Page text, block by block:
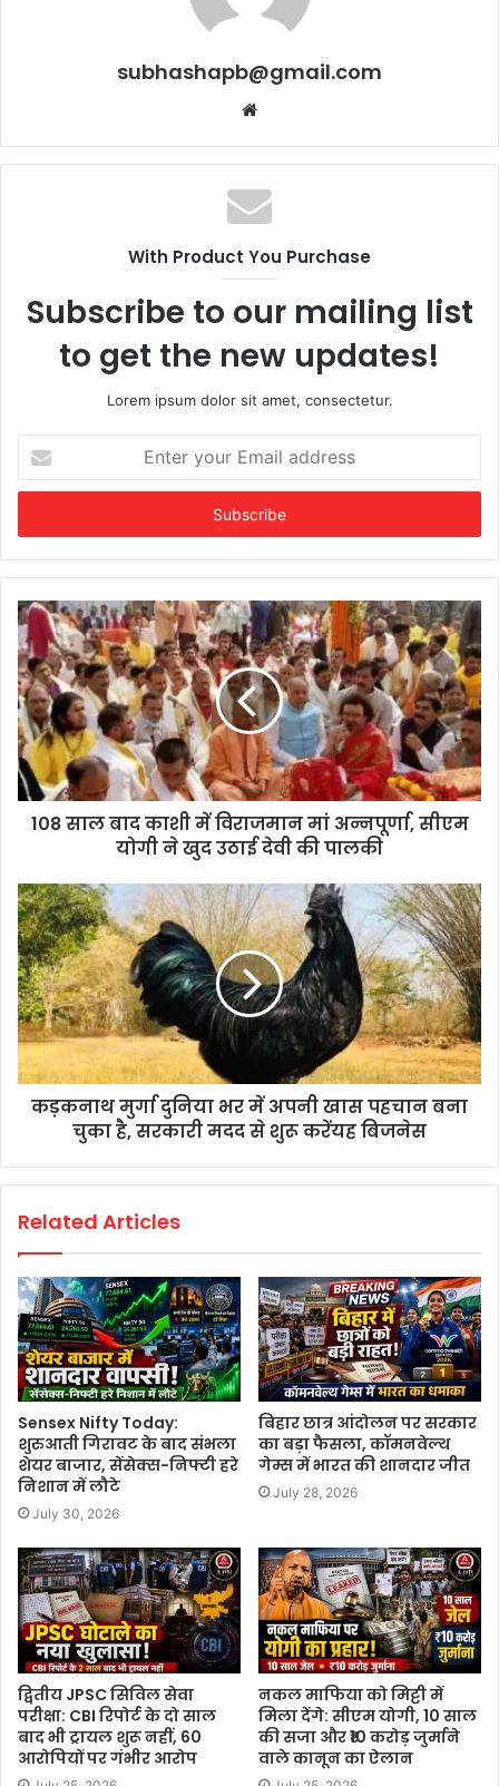
subhashapb@gmail.com
Website
With Product You Purchase
Subscribe to our mailing list
to get the new updates!
Lorem ipsum dolor sit amet, consectetur.
your
Email
108 साल बाद काशी में विराजमान मां अन्नपूर्णा, सीएम
योगी ने खुद उठाई देवी की पालकी
कड़कनाथ मुर्गा दुनिया भर में अपनी खास पहचान बना
चुका है, सरकारी मदद से शुरू करेंयह बिजनेस
Related Articles
Sensex Nifty Today:
शुरुआती गिरावट के बाद संभला
शेयर बाजार, सेंसेक्स-निफ्टी हरे
निशान में लौटे
July 30, 2026
बिहार छात्र आंदोलन पर सरकार
का बड़ा फैसला, कॉमनवेल्थ
गेम्स में भारत की शानदार जीत
July 28, 2026
द्वितीय JPSC सिविल सेवा
परीक्षा: CBI रिपोर्ट के दो साल
बाद भी ट्रायल शुरू नहीं, 60
आरोपियों पर गंभीर आरोप
नकल माफिया को मिट्टी में
मिला देंगे: सीएम योगी, 10 साल
की सजा और ₹10 करोड़ जुर्माने
वाले कानून का ऐलान